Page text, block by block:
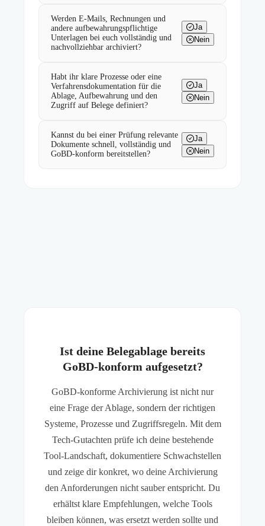
Werden E-Mails, Rechnungen und
andere aufbewahrungspflichtige
Unterlagen bei euch vollständig und
nachvollziehbar archiviert?
Ja
Nein
Habt ihr klare Prozesse oder eine
Verfahrensdokumentation für die
Ablage, Aufbewahrung und den
Zugriff auf Belege definiert?
Ja
Nein
Kannst du bei einer Prüfung relevante
Dokumente schnell, vollständig und
GoBD-konform bereitstellen?
Ja
Nein
Ist deine Belegablage bereits
GoBD-konform aufgesetzt?
GoBD-konforme Archivierung ist nicht nur
eine Frage der Ablage, sondern der richtigen
Systeme, Prozesse und Zugriffsregeln. Mit dem
Tech-Gutachten prüfe ich deine bestehende
Tool-Landschaft, dokumentiere Schwachstellen
und zeige dir konkret, wo deine Archivierung
den Anforderungen nicht sauber entspricht. Du
erhältst klare Empfehlungen, welche Tools
bleiben können, was ersetzt werden sollte und